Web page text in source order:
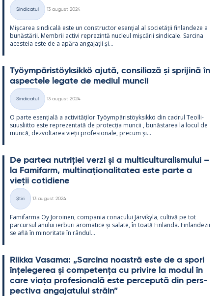
Categorii
Sindicatul
13 august 2024
Mișca­rea sin­dicală este un con­struc­tor esențial al societății fin­lan­deze a
bunăstă­rii. Mem­brii ac­tivi reprezintă nucleul mișcă­rii sin­dicale. Sarcina
aces­teia este de a apăra an­ga­jații și...
Työym­pä­ris­töyk­sikkö ajută, con­si­liază și spri­jină în
as­pec­tele le­gate de me­diul muncii
Categorii
Sindicatul
13 august 2024
O parte esențială a ac­ti­vități­lor Työym­pä­ris­töyk­sikkö din cadrul Teol­li­
suus­liitto este reprezen­tată de pro­tecția muncii , bunăs­ta­rea la locul de
muncă, dez­vol­ta­rea vieții pro­fe­sio­nale, precum și...
De par­tea nut­riției verzi și a mul­ticul­tu­ra­lis­mu­lui –
la Fa­mi­farm, mul­ti­națio­na­li­ta­tea este parte a
vieții co­ti­diene
Categorii
Știri
13 august 2024
Fa­mi­farma Oy Jo­roi­nen, com­pa­nia co­nacu­lui Jär­vi­kylä, cul­tivă pe tot
parcur­sul anu­lui ier­buri aro­ma­tice și sa­late, în toată Fin­landa. Fin­lan­dezii
se află în mi­no­ri­tate în rân­dul...
Riikka Va­sama: „Sarcina noa­stră este de a spori
înțe­le­ge­rea și com­pe­tența cu pri­vire la mo­dul în
care viața pro­fe­sio­nală este perce­pută din pers­
pec­tiva an­ga­ja­tu­lui străin”